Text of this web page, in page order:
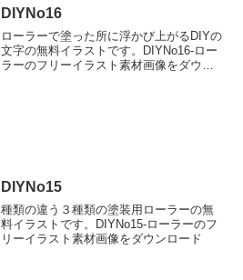
DIYNo16
ローラーで塗った所に浮かび上がるDIYの
文字の無料イラストです。DIYNo16-ロー
ラーのフリーイラスト素材画像をダウン
DIYNo15
種類の違う３種類の塗装用ローラーの無
料イラストです。DIYNo15-ローラーのフ
リーイラスト素材画像をダウンロード